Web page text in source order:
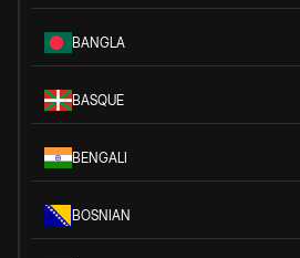
BANGLA
BASQUE
BENGALI
BOSNIAN